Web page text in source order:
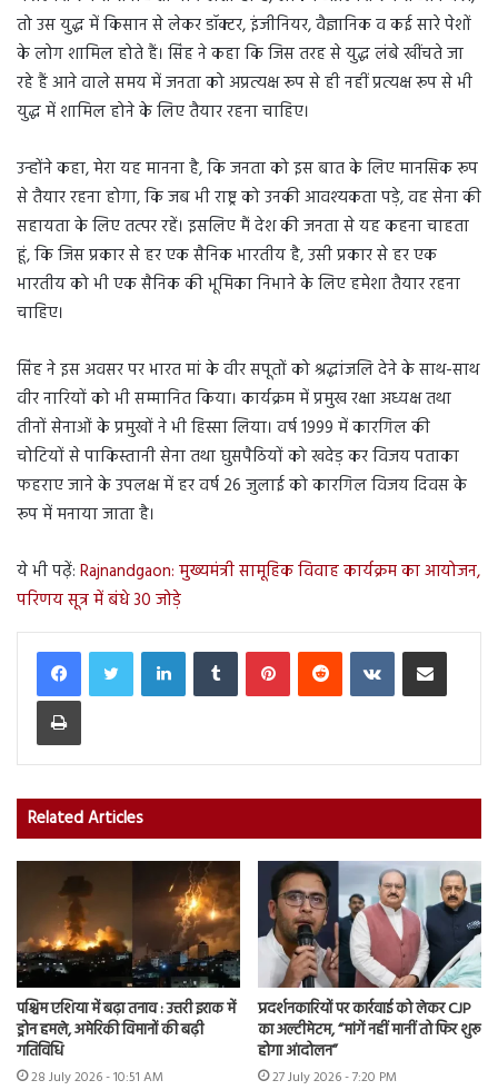
तो उस युद्ध में किसान से लेकर डॉक्टर, इंजीनियर, वैज्ञानिक व कई सारे पेशों
के लोग शामिल होते हैं। सिंह ने कहा कि जिस तरह से युद्ध लंबे खींचते जा
रहे हैं आने वाले समय में जनता को अप्रत्यक्ष रूप से ही नहीं प्रत्यक्ष रूप से भी
युद्ध में शामिल होने के लिए तैयार रहना चाहिए।
उन्होंने कहा, मेरा यह मानना है, कि जनता को इस बात के लिए मानसिक रूप
से तैयार रहना होगा, कि जब भी राष्ट्र को उनकी आवश्यकता पड़े, वह सेना की
सहायता के लिए तत्पर रहें। इसलिए मैं देश की जनता से यह कहना चाहता
हूं, कि जिस प्रकार से हर एक सैनिक भारतीय है, उसी प्रकार से हर एक
भारतीय को भी एक सैनिक की भूमिका निभाने के लिए हमेशा तैयार रहना
चाहिए।
सिंह ने इस अवसर पर भारत मां के वीर सपूतों को श्रद्धांजलि देने के साथ-साथ
वीर नारियों को भी सम्मानित किया। कार्यक्रम में प्रमुख रक्षा अध्यक्ष तथा
तीनों सेनाओं के प्रमुखों ने भी हिस्सा लिया। वर्ष 1999 में कारगिल की
चोटियों से पाकिस्तानी सेना तथा घुसपैठियों को खदेड़ कर विजय पताका
फहराए जाने के उपलक्ष में हर वर्ष 26 जुलाई को कारगिल विजय दिवस के
रूप में मनाया जाता है।
ये भी पढ़ें: Rajnandgaon: मुख्यमंत्री सामूहिक विवाह कार्यक्रम का आयोजन,
परिणय सूत्र में बंधे 30 जोड़े
LinkedInTumblr PinterestReddit VKontakteShare via Email
Print
Related Articles
पश्चिम एशिया में बढ़ा तनाव : उत्तरी इराक में
ड्रोन हमले, अमेरिकी विमानों की बढ़ी
गतिविधि
28 July 2026 - 10:51 AM
प्रदर्शनकारियों पर कार्रवाई को लेकर CJP
का अल्टीमेटम, “मांगें नहीं मानीं तो फिर शुरू
होगा आंदोलन”
27 July 2026 - 7:20 PM